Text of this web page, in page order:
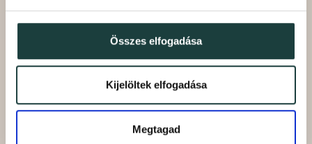
Összes elfogadása
Kijelöltek elfogadása
Megtagad
A vállalkozás marketingtevékenysége jelenleg nem
nyújt megfelelő támogatást a prémium szolgáltatási
pozícióhoz: az arculat elavult, a tartalomkészítés nem
egységes, és hiányzik a tudatos márkakommunikáció.
A projekt keretében új arculati irányelvek kerülnek
kialakításra, valamint létrejön egy strukturált,
közösségimédia-fókuszú marketingfolyamat, amely